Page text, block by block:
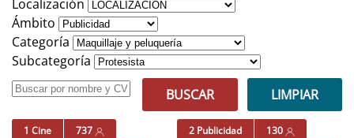
Localización
Ámbito
Categoría
Subcategoría
BUSCAR
LIMPIAR
1 Cine 737 2 Publicidad
130